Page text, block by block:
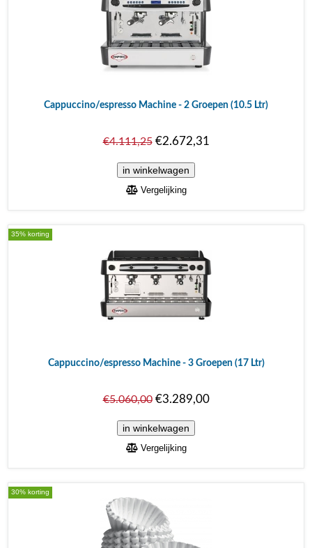
Cappuccino/espresso Machine - 2 Groepen (10.5 Ltr)
€4.111,25€2.672,31
Vergelijking
35% korting
Cappuccino/espresso Machine - 3 Groepen (17 Ltr)
€5.060,00€3.289,00
Vergelijking
30% korting